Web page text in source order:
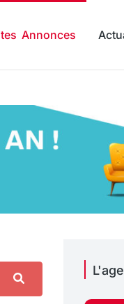
Annonces